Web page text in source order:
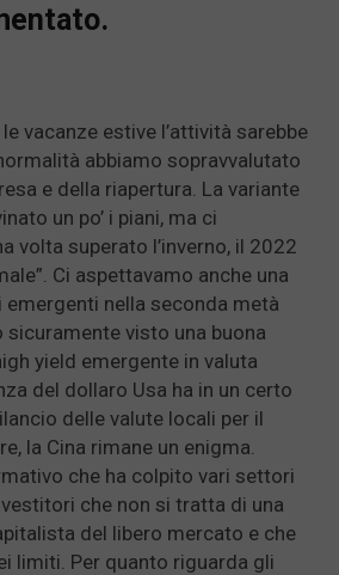
vacanze estive l’attività sarebbe
abbiamo sopravvalutato
e della riapertura. La variante
un po’ i piani, ma ci
volta superato l’inverno, il 2022
Ci aspettavamo anche una
nella seconda metà
sicuramente visto una buona
yield emergente in valuta
del dollaro Usa ha in un certo
delle valute locali per il
la Cina rimane un enigma.
che ha colpito vari settori
che non si tratta di una
del libero mercato e che
limiti. Per quanto riguarda gli